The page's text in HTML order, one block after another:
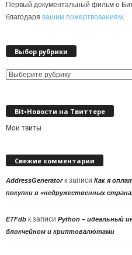
Первый документальный фильм о
благодаря вашим пожертвованиям.
Выбор рубрики
Выбор
Bit•Новости на Твиттере
Мои твиты
Свежие комментарии
AddressGeneratorк записи Как я
покупки в «недружественных
ETFdb к записи Python – идеальный
блокчейном и криптовалютами